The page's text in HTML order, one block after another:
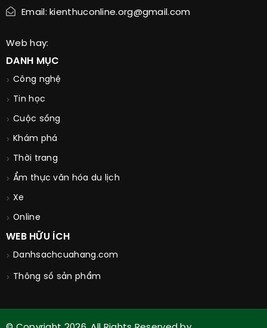
Email: kienthuconline.org@gmail.com
Web hay:
DANH MỤC
Công nghệ
Tin học
Cuộc sống
Khám phá
Thời trang
Ẩm thực văn hóa du lịch
Xe
Online
WEB HỮU ÍCH
Danhsachcuahang.com
Thông số sản phẩm